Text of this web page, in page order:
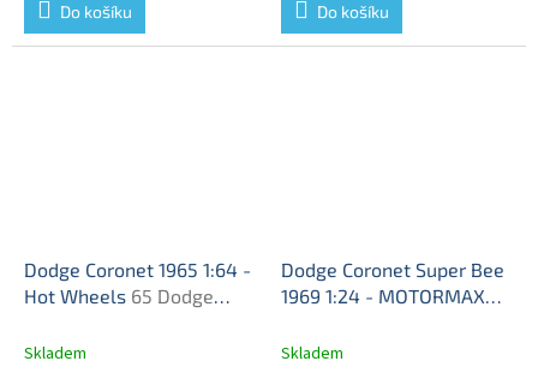
Do košíku Do košíku
Dodge Coronet 1965 1:64 -
Hot Wheels 65 Dodge
Skladem
Dodge Coronet Super Bee
1969 1:24 - MOTORMAX
- kovový model
Skladem